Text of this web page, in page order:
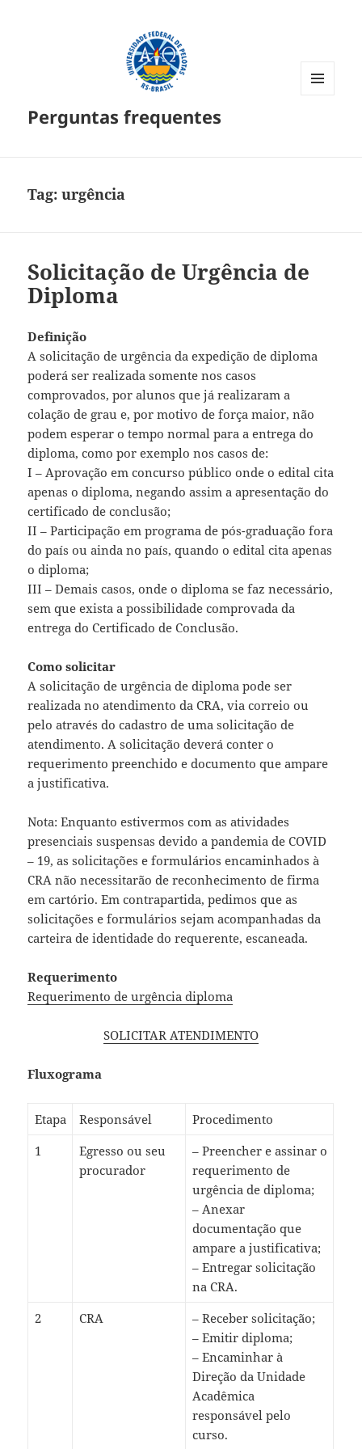
Perguntas frequentes
Tag:urgência
Solicitação de Urgência de
Diploma
Definição
A solicitação de urgência da expedição de diploma
poderá ser realizada somente nos casos
comprovados, por alunos que já realizaram a
colação de grau e, por motivo de força maior, não
podem esperar o tempo normal para a entrega do
diploma, como por exemplo nos casos de:
I – Aprovação em concurso público onde o edital cita
apenas o diploma, negando assim a apresentação do
certificado de conclusão;
II – Participação em programa de pós-graduação fora
do país ou ainda no país, quando o edital cita apenas
o diploma;
III – Demais casos, onde o diploma se faz necessário,
sem que exista a possibilidade comprovada da
entrega do Certificado de Conclusão.
Como solicitar
A solicitação de urgência de diploma pode ser
realizada no atendimento da CRA, via correio ou
pelo através do cadastro de uma solicitação de
atendimento. A solicitação deverá conter o
requerimento preenchido e documento que ampare
a justificativa.
Nota: Enquanto estivermos com as atividades
presenciais suspensas devido a pandemia de COVID
– 19, as solicitações e formulários encaminhados à
CRA não necessitarão de reconhecimento de firma
em cartório. Em contrapartida, pedimos que as
solicitações e formulários sejam acompanhadas da
carteira de identidade do requerente, escaneada.
Requerimento
Requerimento de urgência diploma
SOLICITAR ATENDIMENTO
Fluxograma
Etapa Responsável
Procedimento
1
Egresso ou seu
procurador
– Preencher e assinar o
requerimento de
urgência de diploma;
– Anexar
documentação que
ampare a justificativa;
– Entregar solicitação
na CRA.
2
CRA
– Receber solicitação;
– Emitir diploma;
– Encaminhar à
Direção da Unidade
Acadêmica
responsável pelo
curso.